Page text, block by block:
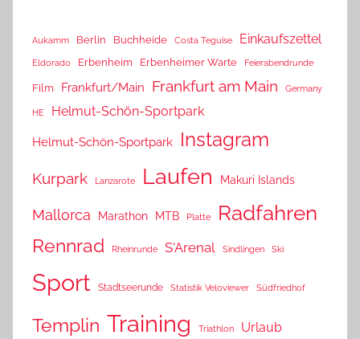
Aukamm Berlin Buchheide Costa Teguise Einkaufszettel
Eldorado Erbenheim Erbenheimer Warte Feierabendrunde
Film Frankfurt/Main Frankfurt am Main Germany
HE Helmut-Schön-Sportpark
Helmut-Schön-Sportpark Instagram
Kurpark Lanzarote Laufen Makuri Islands
Mallorca Marathon MTB Platte Radfahren
Rennrad Rheinrunde S'Arenal Sindlingen Ski
Sport Stadtseerunde Statistik Veloviewer Südfriedhof
Templin Training Triathlon Urlaub